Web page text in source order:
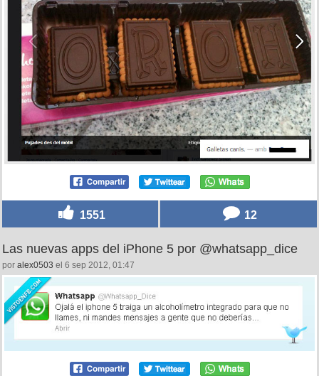
1551 12
Las nuevas apps del iPhone 5 por @whatsapp_dice
por alex0503 el 6 sep 2012, 01:47